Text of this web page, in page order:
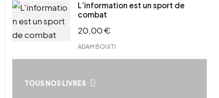
L’information est un sport de
combat
20,00€
ADAM BOUITI
TOUS NOS LIVRES